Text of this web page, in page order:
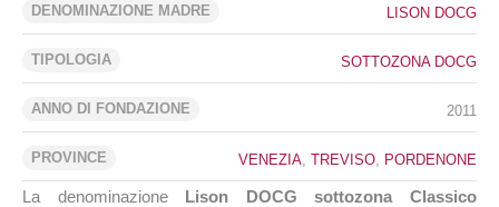
DENOMINAZIONE MADRE LISON DOCG
TIPOLOGIA SOTTOZONA DOCG
ANNO DI FONDAZIONE 2011
PROVINCE VENEZIA, TREVISO, PORDENONE
La denominazione Lison DOCG sottozona Classico